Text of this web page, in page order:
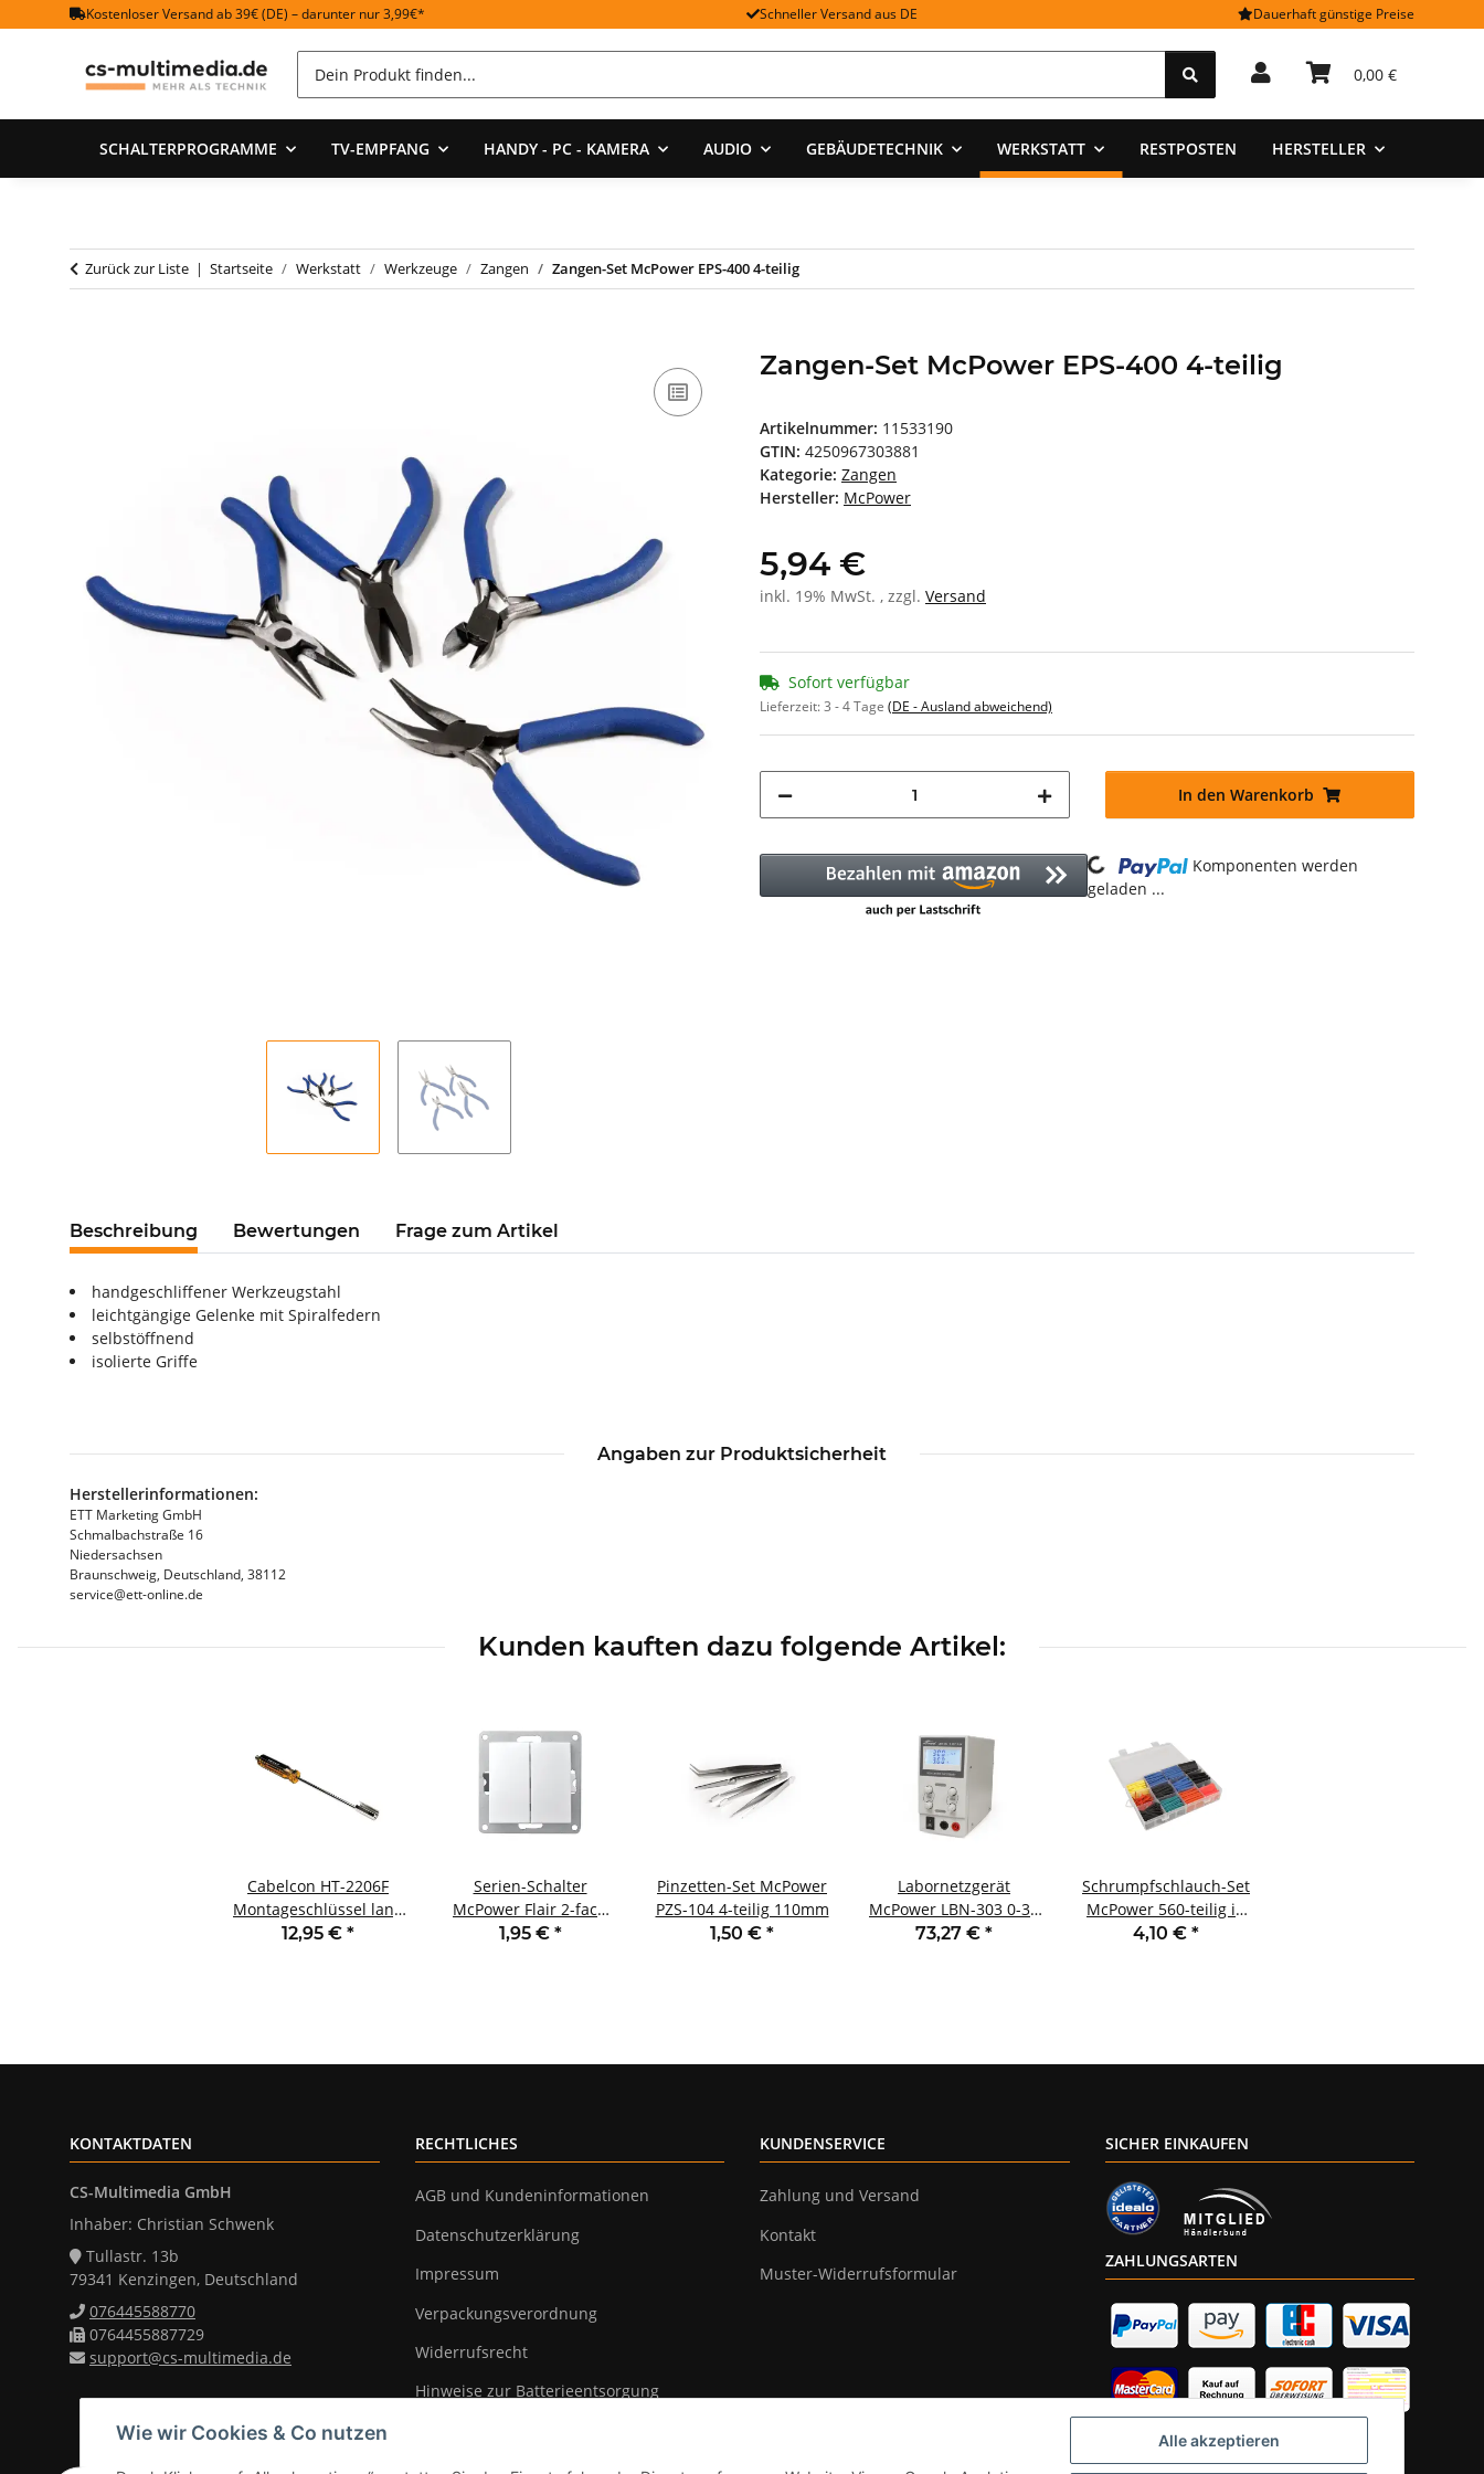
Alle akzeptieren
Wie wir Cookies & Co nutzen
Kostenloser Versand ab 39€ (DE) – darunter nur 3,99€* Schneller Versand aus DE Dauerhaft günstige Preise
0,00 €
SCHALTERPROGRAMME TV-EMPFANG HANDY - PC - KAMERA AUDIO GEBÄUDETECHNIK WERKSTATT RESTPOSTEN HERSTELLER
Zurück zur Liste Startseite Werkstatt Werkzeuge Zangen Zangen-Set McPower EPS-400 4-teilig
Zangen-Set McPower EPS-400 4-teilig
Artikelnummer: 11533190
GTIN: 4250967303881
Kategorie: Zangen
Hersteller: McPower
5,94 €
inkl. 19% MwSt. , zzgl. Versand
Sofort verfügbar
Lieferzeit:3 - 4 Tage (DE - Ausland abweichend)
In den Warenkorb
Loading...
Komponenten werden
geladen ...
Beschreibung Bewertungen Frage zum Artikel
handgeschliffener Werkzeugstahl
leichtgängige Gelenke mit Spiralfedern
selbstöffnend
isolierte Griffe
Angaben zur Produktsicherheit
Herstellerinformationen:
ETT Marketing GmbH
Schmalbachstraße 16
Niedersachsen
Braunschweig, Deutschland, 38112
service@ett-online.de
Kunden kauften dazu folgende Artikel:
Cabelcon HT-2206F
Montageschlüssel lang
für F-Stecker
12,95 € *
Serien-Schalter
McPower Flair 2-fach
250V~/10A UP weiß
1,95 € *
Pinzetten-Set McPower
PZS-104 4-teilig 110mm
1,50 € *
Labornetzgerät
McPower LBN-303 0-30
V 0-3 A regelbar LC-
73,27 € *
Schrumpfschlauch-Set
McPower 560-teilig in
Sortimentsbox bunt
4,10 € *
KONTAKTDATEN
CS-Multimedia GmbH
Inhaber: Christian Schwenk
Tullastr. 13b
79341 Kenzingen, Deutschland
076445588770
0764455887729
support@cs-multimedia.de
RECHTLICHES
AGB und Kundeninformationen
Datenschutzerklärung
Impressum
Verpackungsverordnung
Widerrufsrecht
Hinweise zur Batterieentsorgung
KUNDENSERVICE
Zahlung und Versand
Kontakt
Muster-Widerrufsformular
SICHER EINKAUFEN
ZAHLUNGSARTEN